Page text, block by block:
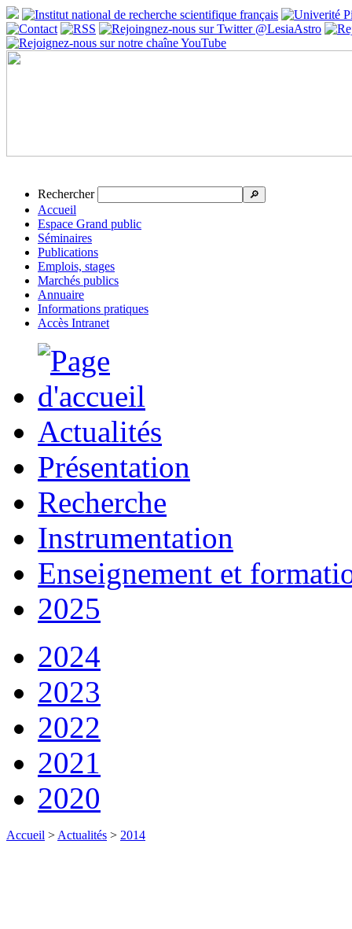
Rechercher 🔎
Accueil
Espace Grand public
Séminaires
Publications
Emplois, stages
Marchés publics
Annuaire
Informations pratiques
Accès Intranet
Actualités
Présentation
Recherche
Instrumentation
Enseignement et
2025
2024
2023
2022
2021
2020
Accueil > Actualités > 2014